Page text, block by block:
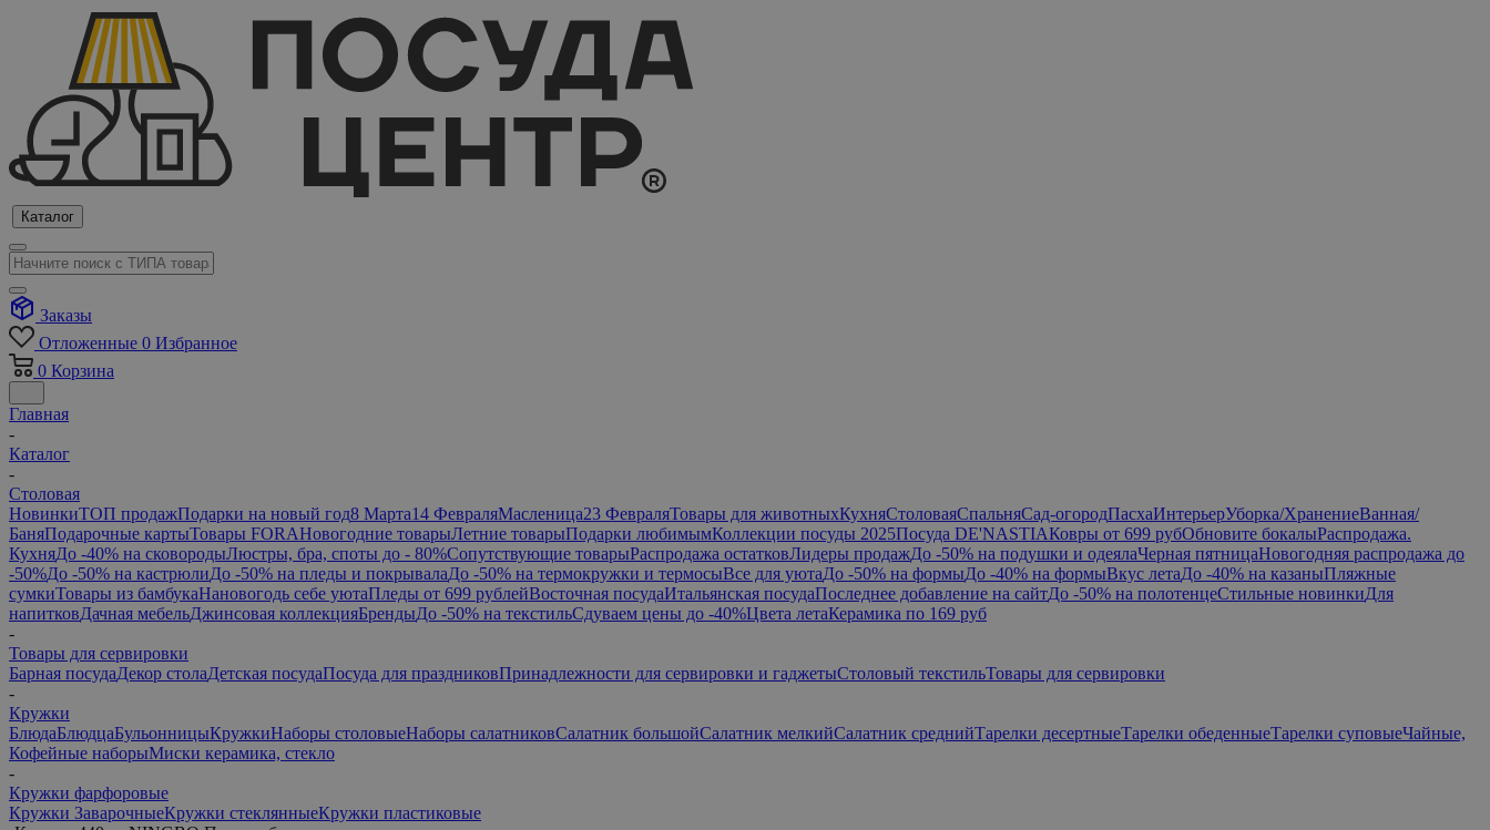
Каталог
Заказы
Отложенные 0 Избранное
0 Корзина
Главная
-
Каталог
-
Столовая
НовинкиТОП продажПодарки на новый год8 Марта14 ФевраляМасленица23 ФевраляТовары для животныхКухняСтоловаяСпальняСад-огородПасхаИнтерьерУборка/ХранениеВанная/
БаняПодарочные картыТовары FORAНовогодние товарыЛетние товарыПодарки любимымКоллекции посуды 2025Посуда DE'NASTIAКовры от 699 рубОбновите бокалыРаспродажа.
КухняДо -40% на сковородыЛюстры, бра, споты до - 80%Сопутствующие товарыРаспродажа остатковЛидеры продажДо -50% на подушки и одеялаЧерная пятницаНовогодняя распродажа до
-50%До -50% на кастрюлиДо -50% на пледы и покрывалаДо -50% на термокружки и термосыВсе для уютаДо -50% на формыДо -40% на формыВкус летаДо -40% на казаныПляжные
сумкиТовары из бамбукаНановогодь себе уютаПледы от 699 рублейВосточная посудаИтальянская посудаПоследнее добавление на сайтДо -50% на полотенцеСтильные новинкиДля
напитковДачная мебельДжинсовая коллекцияБрендыДо -50% на текстильСдуваем цены до -40%Цвета летаКерамика по 169 руб
-
Товары для сервировки
Барная посудаДекор столаДетская посудаПосуда для праздниковПринадлежности для сервировки и гаджетыСтоловый текстильТовары для сервировки
-
Кружки
БлюдаБлюдцаБульонницыКружкиНаборы столовыеНаборы салатниковСалатник большойСалатник мелкийСалатник среднийТарелки десертныеТарелки обеденныеТарелки суповыеЧайные,
Кофейные наборыМиски керамика, стекло
-
Кружки фарфоровые
Кружки ЗаварочныеКружки стеклянныеКружки пластиковые